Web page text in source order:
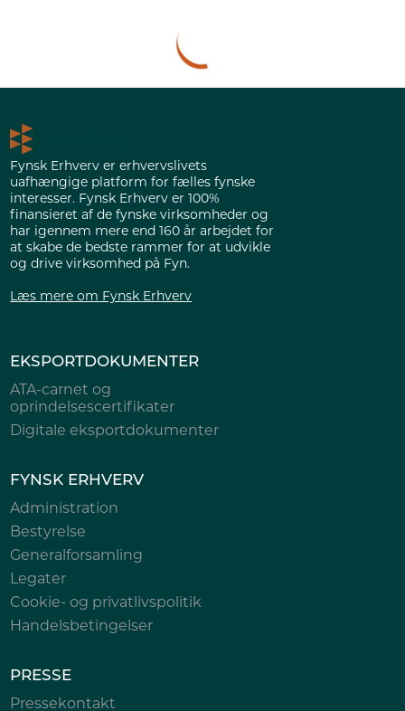
Fynsk Erhverv er erhvervslivets
uafhængige platform for fælles fynske
interesser. Fynsk Erhverv er 100%
finansieret af de fynske virksomheder og
har igennem mere end 160 år arbejdet for
at skabe de bedste rammer for at udvikle
og drive virksomhed på Fyn.
Læs mere om Fynsk Erhverv
EKSPORTDOKUMENTER
ATA-carnet og
oprindelsescertifikater
Digitale eksportdokumenter
FYNSK ERHVERV
Administration
Bestyrelse
Generalforsamling
Legater
Cookie- og privatlivspolitik
Handelsbetingelser
PRESSE
Pressekontakt